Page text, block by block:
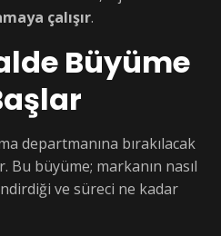
çalışır.
Büyüme
departmanına bırakılacak
büyüme; markanın nasıl
ve süreci ne kadar